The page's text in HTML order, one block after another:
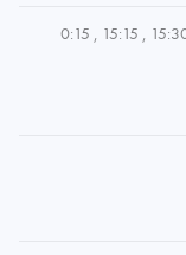
0:15 , 15:15 ,